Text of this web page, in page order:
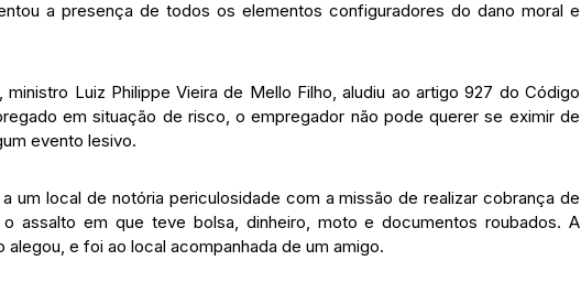
a presença de todos os elementos configuradores do dano moral e
Luiz Philippe Vieira de Mello Filho, aludiu ao artigo 927 do Código
em situação de risco, o empregador não pode querer se eximir de
evento lesivo.
um local de notória periculosidade com a missão de realizar cobrança de
assalto em que teve bolsa, dinheiro, moto e documentos roubados. A
e foi ao local acompanhada de um amigo.